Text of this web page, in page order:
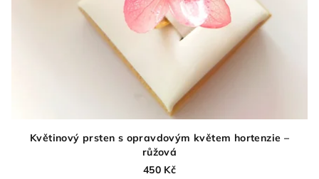
Květinový prsten s opravdovým květem hortenzie –
růžová
450 Kč